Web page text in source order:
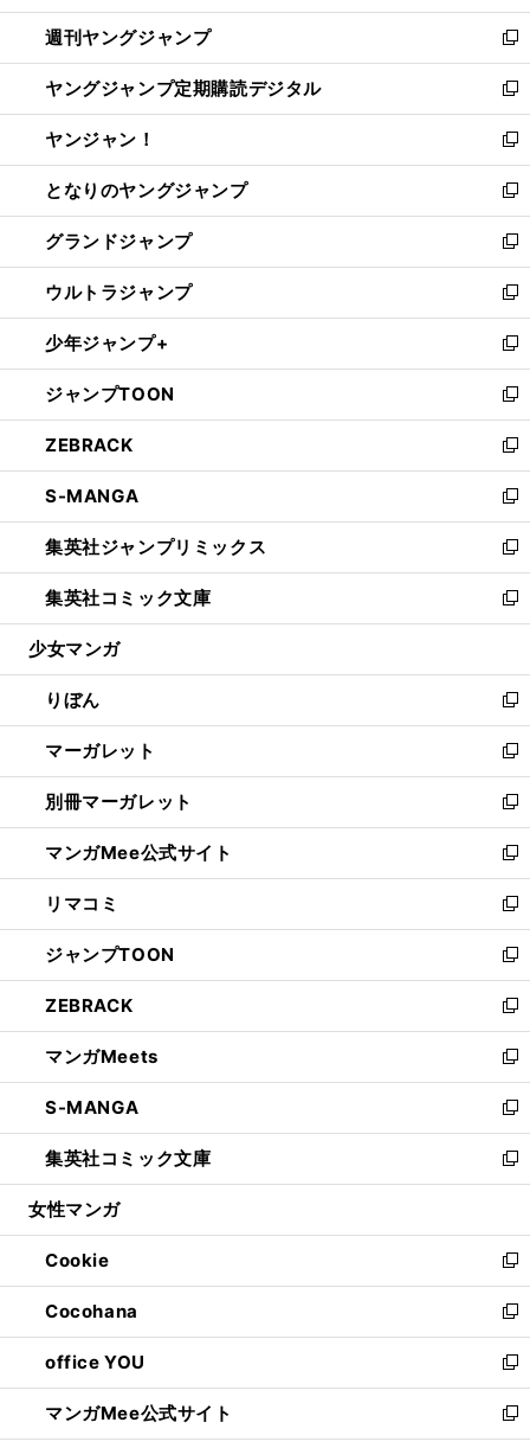
開
く
ウ
で
開
く
ン
ド
ウ
で
開
く
ウ
ィ
ン
ド
ウ
で
開
く
週刊ヤングジャンプ
新
し
い
ウ
ィ
ン
ド
ウ
で
開
く
ヤングジャンプ定期購読デジタル
新
し
い
ウ
ィ
ン
ド
ウ
で
開
く
ヤンジャン！
新
し
い
ウ
ィ
ン
ド
ウ
で
開
く
となりのヤングジャンプ
新
し
い
ウ
ィ
ン
ド
ウ
で
開
く
グランドジャンプ
新
し
い
ウ
ィ
ン
ド
ウ
で
開
く
ウルトラジャンプ
新
し
い
ウ
ィ
ン
ド
ウ
で
開
く
少年ジャンプ+
新
し
い
ウ
ィ
ン
ド
ウ
で
開
く
ジャンプTOON
新
し
い
ウ
ィ
ン
ド
ウ
で
開
ZEBRACK
新
し
い
ウ
ィ
ン
ド
ウ
開
く
S-MANGA
新
し
い
ウ
ィ
ン
ウ
で
開
く
集英社ジャンプリミックス
新
し
い
ウ
ン
ド
ウ
で
開
く
集英社コミック文庫
新
し
ウ
ィ
ン
ド
ウ
で
開
く
少女マンガ
りぼん
新
し
い
ウ
ィ
ン
ド
ウ
で
開
く
マーガレット
新
し
い
ウ
ィ
ン
ド
ウ
で
開
く
別冊マーガレット
新
し
い
ウ
ィ
ン
ド
ウ
で
開
く
マンガMee公式サイト
新
し
い
ウ
ィ
ン
ド
ウ
で
開
く
リマコミ
新
し
い
ウ
ィ
ン
ド
ウ
で
開
く
ジャンプTOON
新
し
い
ウ
ィ
ン
ド
ウ
で
開
ZEBRACK
新
し
い
ウ
ィ
ン
ド
ウ
開
く
マンガMeets
新
し
い
ウ
ィ
ン
ウ
で
開
く
S-MANGA
新
し
い
ウ
ン
ド
ウ
で
開
く
集英社コミック文庫
新
し
ウ
ィ
ン
ド
ウ
で
開
く
女性マンガ
Cookie
新
し
い
ウ
ィ
ン
ド
ウ
Cocohana
新
し
い
ウ
ィ
ン
office YOU
新
し
い
ウ
マンガMee公式サイト
新
し